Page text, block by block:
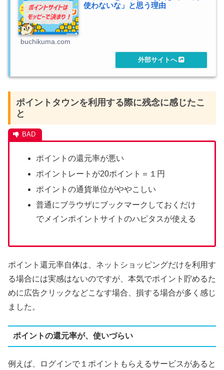
使わないな」と思う理由
buchikuma.com
ポイントタウンを利用する際に残念に感じたこ
と
ポイントの還元率が悪い
ポイントレートが20ポイント＝１円
ポイントの通貨単位がややこしい
普通にブラウザにブックマークしておくだけ
でメインポイントサイトのハピタスが使える
ポイント還元率自体は、ネットショッピングだけを利用す
る場合には実感はないのですが、本気でポイント貯めるた
めに広告クリックなどこなす場合、損する場合が多く感じ
ました。
ポイントの還元率が、使いづらい
例えば、ログインで１ポイントもらえるサービスがあると